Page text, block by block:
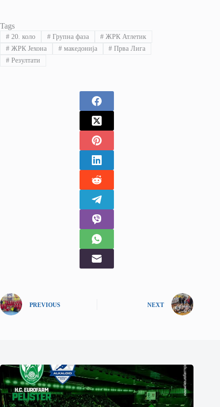
Tags
#20. коло #Групна фаза # ЖРК Атлетик
#ЖРК Јехона #македонија # Прва Лига
#Резултати
PREVIOUS NEXT